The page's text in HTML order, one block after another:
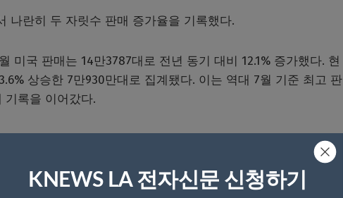
나란히 두 자릿수 판매 증가율을 기록했다.
미국 판매는 14만3787대로 전년 동기 대비 12.1% 증가했다. 현
상승한 7만930만대로 집계됐다. 이는 역대 7월 기준 최고 판
기록을 이어갔다.
친환경차 판매는 2만6498대로 역대 월간 최다 판매를 기록했
지했다. 유형별로는 하이브리드가 1만6079대(전년 대비
됐다.KNEWS LA 전자신문 신청하기